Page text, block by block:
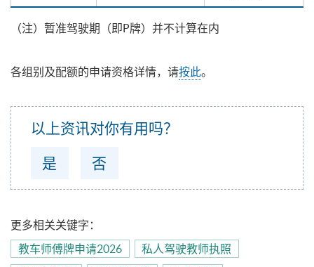
（注）暂准驾驶期（即P牌）并不计算在内
各组别及配额的申请资格详情，请按此。
以上资讯对你有用吗？
是
否
更多相关关键字：
教车师傅牌申请2026
私人驾驶教师执照